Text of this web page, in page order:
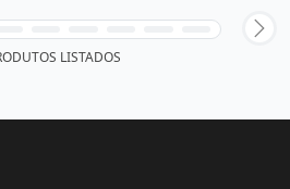
LISTADOS